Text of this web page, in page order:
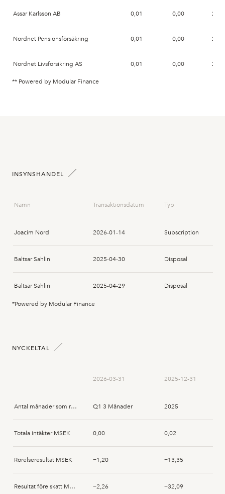
Assar Karlsson AB 0,01 0,00
Nordnet Pensionsförsäkring 0,01 0,00
Nordnet Livsforsikring AS 0,01 0,00
** Powered by Modular Finance
INSYNSHANDEL
Namn Transaktionsdatum Typ
Joacim Nord 2026-01-14 Subscription
Baltsar Sahlin 2025-04-30 Disposal
Baltsar Sahlin 2025-04-29 Disposal
*Powered by Modular Finance
NYCKELTAL
2026-03-31 2025-12-31
Antal månader som rapporten avser Q1 3 Månader 2025
Totala intäkter MSEK 0,00 0,02
Rörelseresultat MSEK −1,20 −13,35
Resultat före skatt MSEK −2,26 −32,09